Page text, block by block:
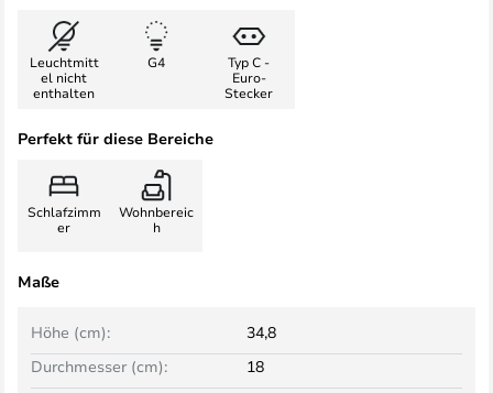
Leuchtmitt
el nicht
enthalten
G4
Typ C -
Euro-
Stecker
Perfekt für diese Bereiche
Schlafzimm
er
Wohnbereic
h
Maße
Höhe (cm):
34,8
Durchmesser (cm):
18